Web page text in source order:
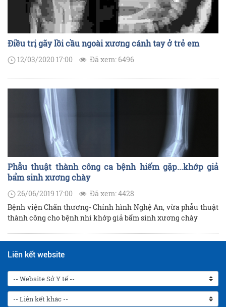
Điều trị gãy lồi cầu ngoài xương cánh tay ở trẻ em
12/03/2020 17:00 Đã xem: 6496
Phẫu thuật thành công ca bệnh hiếm gặp...khớp giả
bẩm sinh xương chày
26/06/2019 17:00
Đã xem: 4428
Bệnh viện Chấn thương- Chỉnh hình Nghệ An, vừa phẫu thuật
thành công cho bệnh nhi khớp giả bẩm sinh xương chày
Liên kết website